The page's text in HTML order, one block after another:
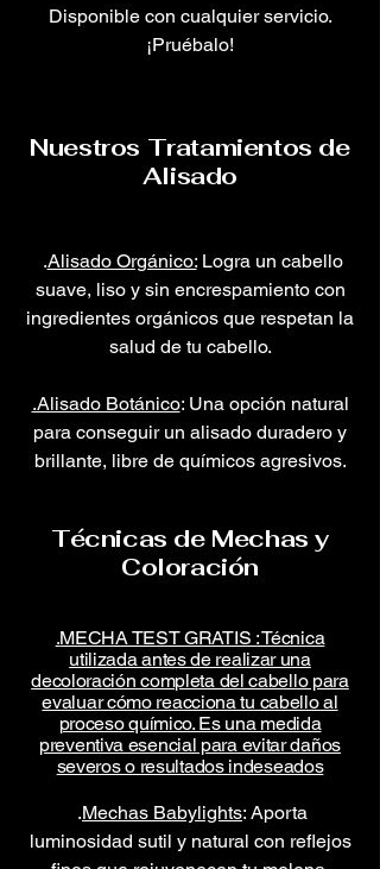
Disponible con cualquier servicio.
¡Pruébalo!
Nuestros Tratamientos de
Alisado
.Alisado Orgánico:Logra un cabello
suave, liso y sin encrespamiento con
ingredientes orgánicos que respetan la
salud de tu cabello.
.Alisado Botánico: Una opción natural
para conseguir un alisado duradero y
brillante, libre de químicos agresivos.
Técnicas de Mechas y
Coloración
.MECHA TEST GRATIS : Técnica
utilizada antes de realizar una
decoloración completa del cabello para
evaluar cómo reacciona tu cabello al
proceso químico. Es una medida
preventiva esencial para evitar daños
severos o resultados indeseados​
.Mechas Babylights: Aporta
luminosidad sutil y natural con reflejos